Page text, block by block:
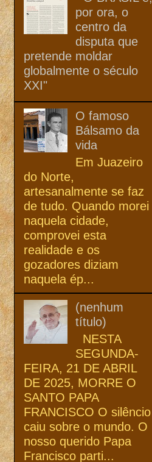
por ora, o
centro da
disputa que
pretende moldar
globalmente o século
XXI"
O famoso
Bálsamo da
vida
Em Juazeiro
do Norte,
artesanalmente se faz
de tudo. Quando morei
naquela cidade,
comprovei esta
realidade e os
gozadores diziam
naquela ép...
(nenhum
título)
NESTA
SEGUNDA-
FEIRA, 21 DE ABRIL
DE 2025, MORRE O
SANTO PAPA
FRANCISCO O silêncio
caiu sobre o mundo. O
nosso querido Papa
Francisco parti...